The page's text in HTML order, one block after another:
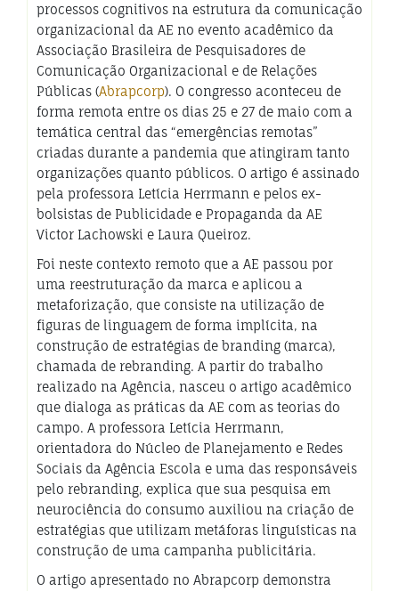
processos cognitivos na estrutura da comunicação
organizacional da AE no evento acadêmico da
Associação Brasileira de Pesquisadores de
Comunicação Organizacional e de Relações
Públicas (Abrapcorp). O congresso aconteceu de
forma remota entre os dias 25 e 27 de maio com a
temática central das “emergências remotas”
criadas durante a pandemia que atingiram tanto
organizações quanto públicos. O artigo é assinado
pela professora Letícia Herrmann e pelos ex-
bolsistas de Publicidade e Propaganda da AE
Victor Lachowski e Laura Queiroz.
Foi neste contexto remoto que a AE passou por
uma reestruturação da marca e aplicou a
metaforização, que consiste na utilização de
figuras de linguagem de forma implícita, na
construção de estratégias de branding (marca),
chamada de rebranding. A partir do trabalho
realizado na Agência, nasceu o artigo acadêmico
que dialoga as práticas da AE com as teorias do
campo. A professora Letícia Herrmann,
orientadora do Núcleo de Planejamento e Redes
Sociais da Agência Escola e uma das responsáveis
pelo rebranding, explica que sua pesquisa em
neurociência do consumo auxiliou na criação de
estratégias que utilizam metáforas linguísticas na
construção de uma campanha publicitária.
O artigo apresentado no Abrapcorp demonstra